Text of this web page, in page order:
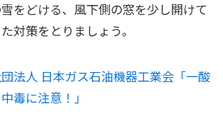
をどける、風下側の窓を少し開けて
対策をとりましょう。
法人 日本ガス石油機器工業会「一酸
毒に注意！」